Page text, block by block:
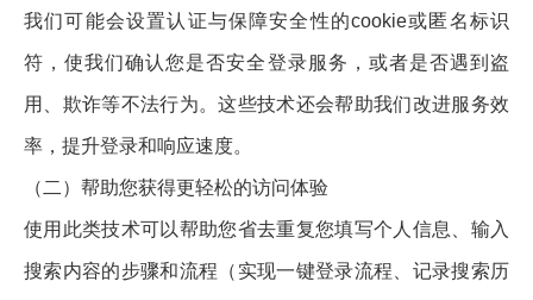
我们可能会设置认证与保障安全性的cookie或匿名标识
符，使我们确认您是否安全登录服务，或者是否遇到盗
用、欺诈等不法行为。这些技术还会帮助我们改进服务效
率，提升登录和响应速度。
（二）帮助您获得更轻松的访问体验
使用此类技术可以帮助您省去重复您填写个人信息、输入
搜索内容的步骤和流程（实现一键登录流程、记录搜索历